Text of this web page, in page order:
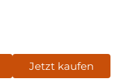
Jetzt kaufen